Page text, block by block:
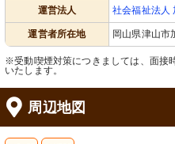
運営法人 社会福祉法人
運営者所在地 岡山県津山市
※受動喫煙対策につきましては、面接
いたします。
周辺地図